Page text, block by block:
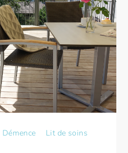
Démence
Lit de soins